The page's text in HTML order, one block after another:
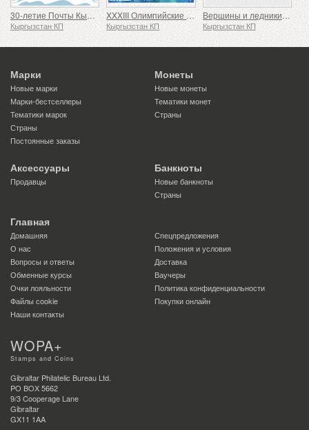
30-летие Почты Кыргызстана
Кыргызстан КП
XXXIII Олимпийские игры в Париже
Кыргызстан КП
Вершины и ледники Кыргызстана
Кыргызстан КП
Марки
Новые марки
Марки-бестселлеры
Тематики марок
Страны
Постоянные заказы
Монеты
Новые монеты
Тематики монет
Страны
Аксессуары
Продавцы
Банкноты
Новые банкноты
Страны
Главная
Домашняя
Спецпредложения
О нас
Положения и условия
Вопросы и ответы
Доставка
Обменные курсы
Ваучеры
Очки лояльности
Политика конфиденциальности
Файлы сookie
Покупки онлайн
Наши контакты
WOPA+
Stamps and Coins
Gibraltar Philatelic Bureau Ltd.
PO BOX 5662
9/3 Cooperage Lane
Gibraltar
GX11 1AA